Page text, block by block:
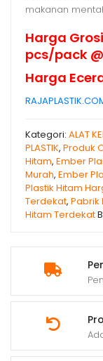
makanan
Harga
pcs/pack
Harga
Kategori: ALAT
PLASTIK, Produk
Hitam, Ember
Murah, Ember
Plastik Hitam
Terdekat, Pabrik
Hitam Terdekat